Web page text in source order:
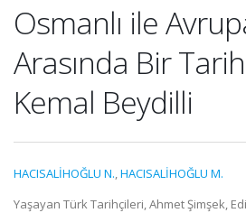
Osmanlı ile
Arasında Bir
Kemal Beydilli
HACISALİHOĞLU N.,HACISALİHOĞLU M.
Yaşayan Türk Tarihçileri, Ahmet Şimşek,